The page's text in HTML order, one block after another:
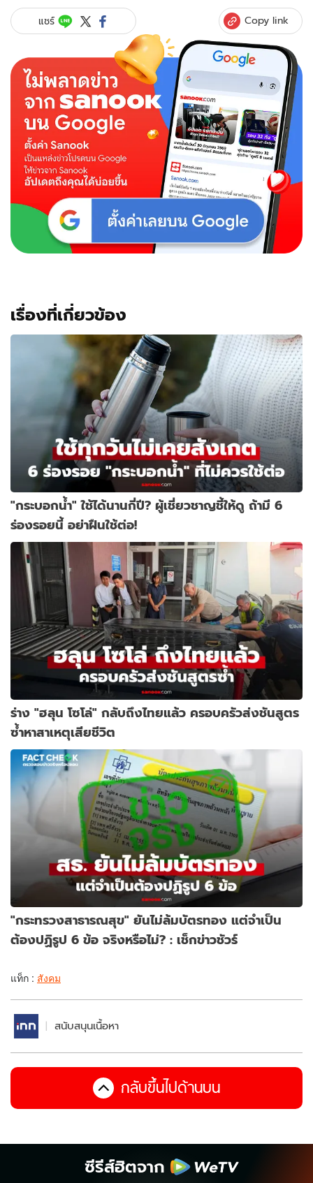
แชร์ Copy link
เรื่องที่เกี่ยวข้อง
"กระบอกน้ำ" ใช้ได้นานกี่ปี? ผู้เชี่ยวชาญชี้ให้ดู ถ้ามี 6
ร่องรอยนี้ อย่าฝืนใช้ต่อ!
ร่าง "ฮลุน โซโล่" กลับถึงไทยแล้ว ครอบครัวส่งชันสูตร
ซ้ำหาสาเหตุเสียชีวิต
"กระทรวงสาธารณสุข" ยันไม่ล้มบัตรทอง แต่จำเป็น
ต้องปฏิรูป 6 ข้อ จริงหรือไม่? : เช็กข่าวชัวร์
แท็ก : สังคม
สนับสนุนเนื้อหา
กลับขึ้นไปด้านบน
ซีรีส์ฮิตจาก